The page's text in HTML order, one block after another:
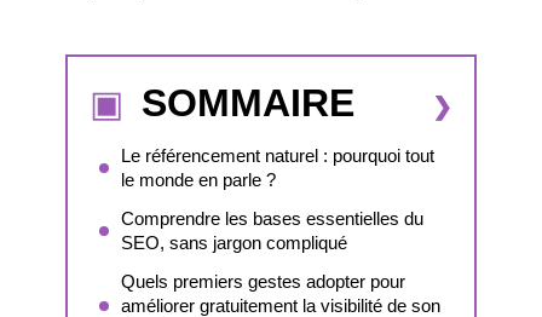
SOMMAIRE
Le référencement naturel : pourquoi tout
le monde en parle ?
Comprendre les bases essentielles du
SEO, sans jargon compliqué
Quels premiers gestes adopter pour
améliorer gratuitement la visibilité de son